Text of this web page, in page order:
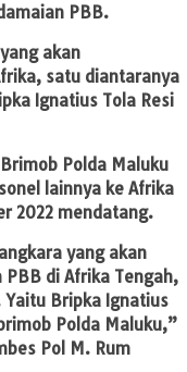
PBB.
akan
satu diantaranya
Ignatius Tola Resi
Polda Maluku
lainnya ke Afrika
2022 mendatang.
yang akan
di Afrika Tengah,
Bripka Ignatius
Polda Maluku,”
Pol M. Rum